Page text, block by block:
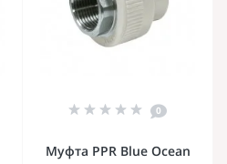
0
Муфта PPR Blue Ocean